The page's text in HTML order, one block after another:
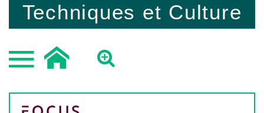
Techniques et Culture